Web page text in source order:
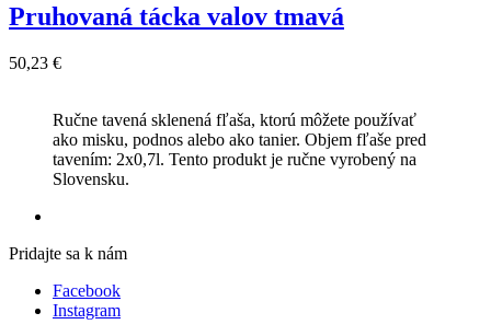
Pruhovaná tácka valov tmavá
50,23 €
Ručne tavená sklenená fľaša, ktorú môžete používať
ako misku, podnos alebo ako tanier. Objem fľaše pred
tavením: 2x0,7l. Tento produkt je ručne vyrobený na
Slovensku.
Pridajte sa k nám
Facebook
Instagram